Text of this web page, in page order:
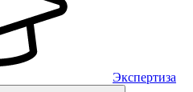
Экспертиза